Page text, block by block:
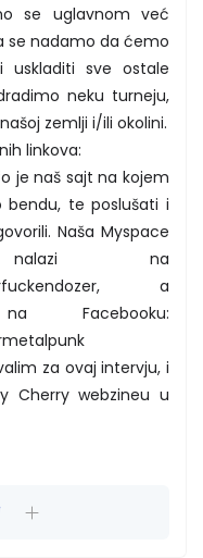
se uglavnom već
se nadamo da ćemo
uskladiti sve ostale
neku turneju,
zemlji i/ili okolini.
linkova:
je naš sajt na kojem
te poslušati i
Naša Myspace
na
a
za ovaj intervju, i
Cherry webzineu u